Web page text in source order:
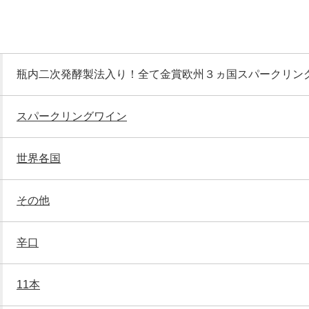
瓶内二次発酵製法入り！全て金賞欧州３ヵ国スパークリン
スパークリングワイン
世界各国
その他
辛口
11本